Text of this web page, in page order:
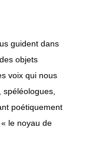
guident dans
objets
voix qui nous
spéléologues,
poétiquement
le noyau de